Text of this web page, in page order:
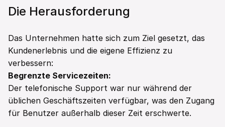
Die Herausforderung
Das Unternehmen hatte sich zum Ziel gesetzt, das
Kundenerlebnis und die eigene Effizienz zu
verbessern:
Begrenzte Servicezeiten:
Der telefonische Support war nur während der
üblichen Geschäftszeiten verfügbar, was den Zugang
für Benutzer außerhalb dieser Zeit erschwerte.